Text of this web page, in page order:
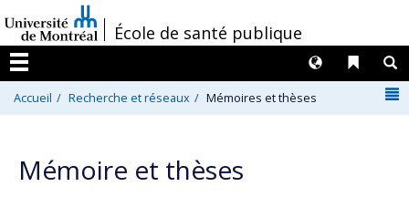
au
contenu
/École de santé publique
Menu
Liens
Langues
Accueil Recherche et réseaux Mémoires et thèses
Mémoire et thèses